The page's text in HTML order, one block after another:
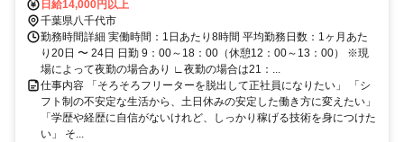
「勝田台駅」下車、東洋バス「八千代ゴルフクラブ前駅」下車、徒歩
10分
日給14,000円以上
千葉県八千代市
勤務時間詳細 実働時間：1日あたり8時間 平均勤務日数：1ヶ月あた
り20日 〜 24日 日勤 9：00～18：00（休憩12：00～13：00） ※現
場によって夜勤の場合あり ∟夜勤の場合は21：...
仕事内容 「そろそろフリーターを脱出して正社員になりたい」 「シ
フト制の不安定な生活から、土日休みの安定した働き方に変えたい」
「学歴や経歴に自信がないけれど、しっかり稼げる技術を身につけた
い」 そ...